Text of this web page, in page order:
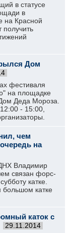
в статусе
в
на Красной
Дом
фестиваля
на площадке
Деда Мороза.
- 15:00,
чем
на
Владимир
связан форс-
катке.
катке
каток с
29.11.2014